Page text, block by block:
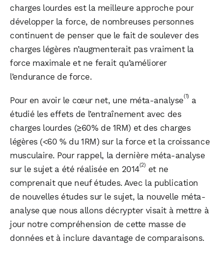
charges lourdes est la meilleure approche pour
développer la force, de nombreuses personnes
continuent de penser que le fait de soulever des
charges légères n’augmenterait pas vraiment la
force maximale et ne ferait qu’améliorer
l’endurance de force.
Pour en avoir le cœur net, une méta-analyse(1) a
étudié les effets de l’entraînement avec des
charges lourdes (≥60% de 1RM) et des charges
légères (<60 % du 1RM) sur la force et la croissance
musculaire. Pour rappel, la dernière méta-analyse
sur le sujet a été réalisée en 2014(2) et ne
comprenait que neuf études. Avec la publication
de nouvelles études sur le sujet, la nouvelle méta-
analyse que nous allons décrypter visait à mettre à
jour notre compréhension de cette masse de
données et à inclure davantage de comparaisons.